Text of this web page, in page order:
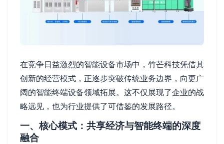
在竞争日益激烈的智能设备市场中，竹芒科技凭借其
创新的经营模式，正逐步突破传统业务边界，向更广
阔的智能终端设备领域拓展。这不仅展现了企业的战
略远见，也为行业提供了可借鉴的发展路径。
一、核心模式：共享经济与智能终端的深度
融合